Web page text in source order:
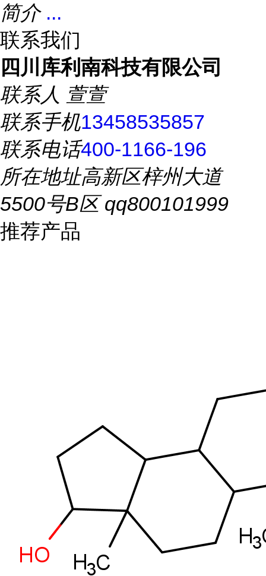
简介 ...
联系我们
四川库利南科技有限公司
联系人 萱萱
联系手机13458535857
联系电话400-1166-196
所在地址高新区梓州大道
5500号B区 qq800101999
推荐产品